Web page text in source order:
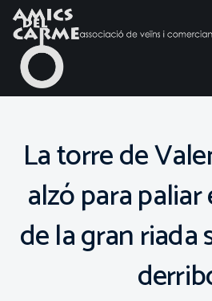
La torre de
alzó para
de la gran riada